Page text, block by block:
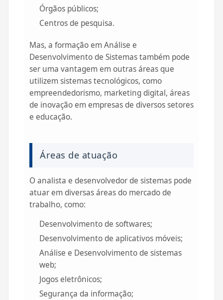
Órgãos públicos;
Centros de pesquisa.
Mas, a formação em Análise e
Desenvolvimento de Sistemas também pode
ser uma vantagem em outras áreas que
utilizem sistemas tecnológicos, como
empreendedorismo, marketing digital, áreas
de inovação em empresas de diversos setores
e educação.
Áreas de atuação
O analista e desenvolvedor de sistemas pode
atuar em diversas áreas do mercado de
trabalho, como:
Desenvolvimento de softwares;
Desenvolvimento de aplicativos móveis;
Análise e Desenvolvimento de sistemas
web;
Jogos eletrônicos;
Segurança da informação;